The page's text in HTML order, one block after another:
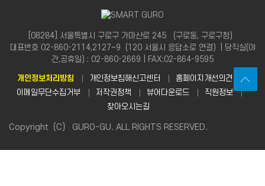
[08284] 서울특별시 구로구 가마산로 245 （구로동, 구로구청）
대표번호 02-860-2114,2127~9（120 서울시 응답소로 연결）| 당직실(야
간,공휴일) : 02-860-2669 | FAX:02-864-9595
개인정보처리방침 개인정보침해신고센터
홈페이지개선의견
이메일무단수집거부
저작권정책 뷰어다운로드
직원정보
찾아오시는길
Copyright（C） GURO-GU. ALL RIGHTS RESERVED.